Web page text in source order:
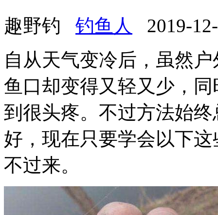
趣野钓 钓鱼人
2019-
自从天气变冷后，虽然户
鱼口却变得又轻又少，
到很头疼。不过方法始
好，现在只要学会以下
不过来。